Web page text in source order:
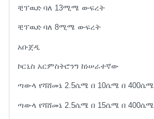
ቺፕዉድ ባለ 13ሚሜ ውፍረት
ቺፕዉድ ባለ 8ሚሜ ውፍረት
አቡጀዲ
ኮርኒስ አርምስትሮንግ ከነሠራተኛው
ጣውላ የሻሸመኔ 2.5ሴሜ በ 10ሴሜ በ 400ሴሜ
ጣውላ የሻሸመኔ 2.5ሴሜ በ 15ሴሜ በ 400ሴሜ